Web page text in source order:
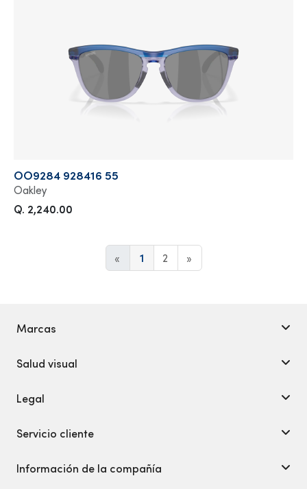
OO9284 928416 55
Oakley
Q. 2,240.00
« 1 2 »
Marcas
Salud visual
Legal
Servicio cliente
Información de la compañía